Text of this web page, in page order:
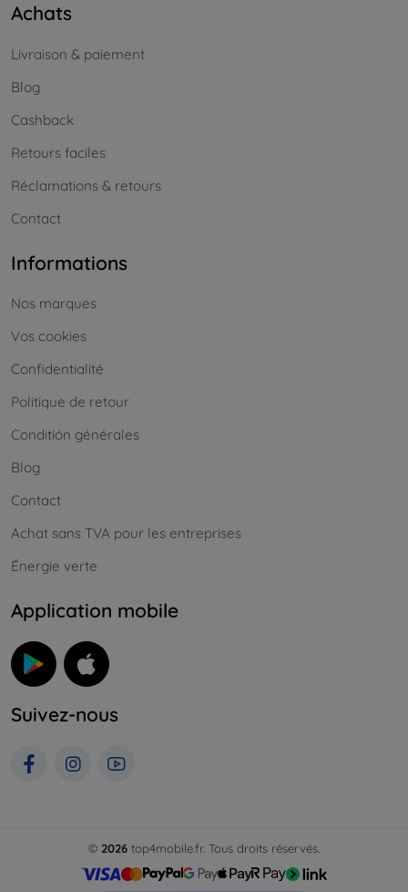
Achats
Livraison & paiement
Blog
Cashback
Retours faciles
Réclamations & retours
Contact
Informations
Nos marques
Vos cookies
Confidentialité
Politique de retour
Conditión générales
Blog
Contact
Achat sans TVA pour les entreprises
Énergie verte
Application mobile
Suivez-nous
© 2026 top4mobile.fr. Tous droits réservés.